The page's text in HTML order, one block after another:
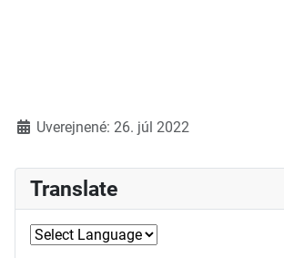
Translate
DetailyUverejnené: 26. júl 2022